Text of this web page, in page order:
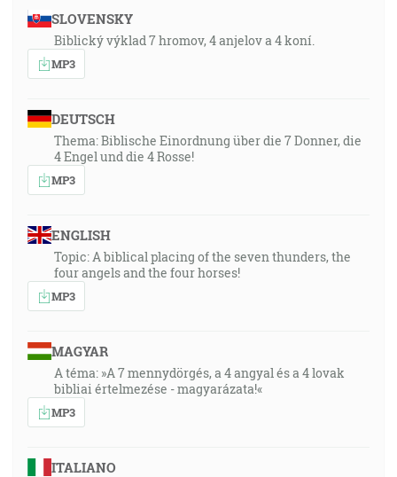
SLOVENSKY
Biblický výklad 7 hromov, 4 anjelov a 4 koní.
MP3
DEUTSCH
Thema: Biblische Einordnung über die 7 Donner, die
4 Engel und die 4 Rosse!
MP3
ENGLISH
Topic: A biblical placing of the seven thunders, the
four angels and the four horses!
MP3
MAGYAR
A téma: »A 7 mennydörgés, a 4 angyal és a 4 lovak
bibliai értelmezése - magyarázata!«
MP3
ITALIANO